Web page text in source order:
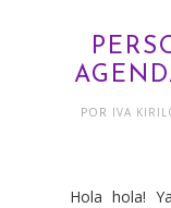
POR IVA
Hola hola!